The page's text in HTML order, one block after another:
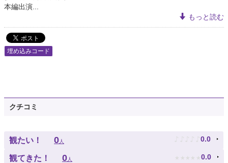
本編出演...
もっと読む
埋め込みコード
クチコミ
観たい！ 0人 ♪ ♪ ♪ ♪ ♪ 0.0
観てきた！ 0人 ★ ★ ★ ★ ★ 0.0